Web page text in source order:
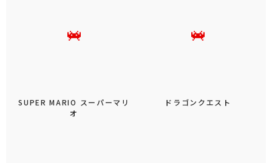
SUPER MARIO スーパーマリ
オ
ドラゴンクエスト